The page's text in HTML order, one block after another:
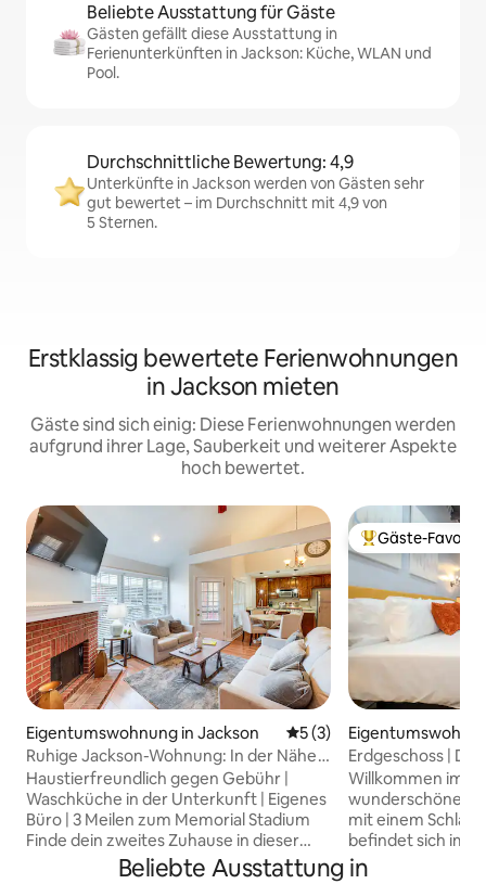
Beliebte Ausstattung für Gäste
Gästen gefällt diese Ausstattung in
Ferienunterkünften in Jackson: Küche, WLAN und
Pool.
Durchschnittliche Bewertung: 4,9
Unterkünfte in Jackson werden von Gästen sehr
gut bewertet – im Durchschnitt mit 4,9 von
5 Sternen.
Erstklassig bewertete Ferienwohnungen
in Jackson mieten
Gäste sind sich einig: Diese Ferienwohnungen werden
aufgrund ihrer Lage, Sauberkeit und weiterer Aspekte
hoch bewertet.
Eigentumswohnung in Jackson Durchschnittliche
5 (3)
Ruhige Jackson-Wohnung: In der Nähe
von Krankenhäusern und Hochschulen
Haustierfreundlich gegen Gebühr |
Waschküche in der Unterkunft | Eigenes
Büro | 3 Meilen zum Memorial Stadium
Finde dein zweites Zuhause in dieser
einladenden Ferienwohnung in Jackson.
Beliebter Gäste-
Gäste-Favorit
on
Erdgeschoss |
dem Rez in
Willkommen im
wunderschöne,
mit einem
befindet sich im
Rabbit,
Beliebte Ausstattung in